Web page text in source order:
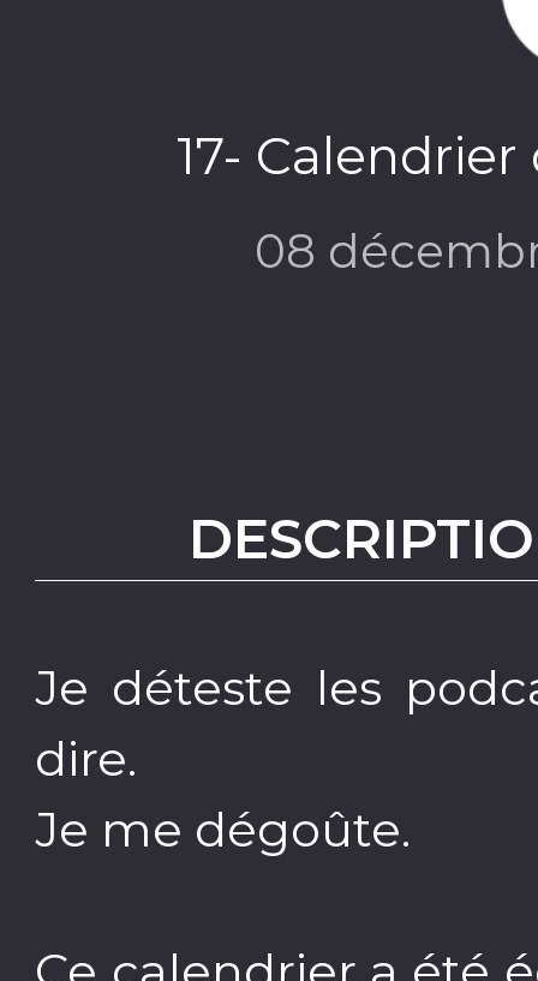
17-
08
Je déteste les
dire.
Je me dégoûte.